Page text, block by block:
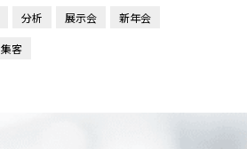
分析 展示会 新年会
集客